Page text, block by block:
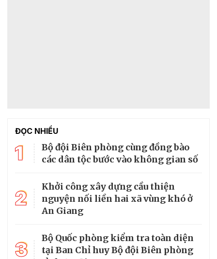
ĐỌC NHIỀU
1
Bộ đội Biên phòng cùng đồng bào
các dân tộc bước vào không gian số
2
Khởi công xây dựng cầu thiện
nguyện nối liền hai xã vùng khó ở
An Giang
3
Bộ Quốc phòng kiểm tra toàn diện
tại Ban Chỉ huy Bộ đội Biên phòng